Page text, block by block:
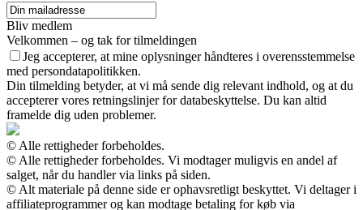
Bliv medlem
Velkommen – og tak for tilmeldingen
Jeg accepterer, at mine oplysninger håndteres i overensstemmelse
med persondatapolitikken.
Din tilmelding betyder, at vi må sende dig relevant indhold, og at du
accepterer vores retningslinjer for databeskyttelse. Du kan altid
framelde dig uden problemer.
© Alle rettigheder forbeholdes.
© Alle rettigheder forbeholdes. Vi modtager muligvis en andel af
salget, når du handler via links på siden.
© Alt materiale på denne side er ophavsretligt beskyttet. Vi deltager i
affiliateprogrammer og kan modtage betaling for køb via